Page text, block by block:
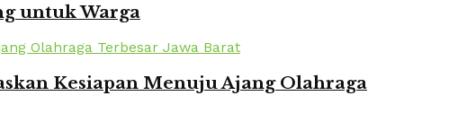
untuk Warga
Kesiapan Menuju Ajang Olahraga